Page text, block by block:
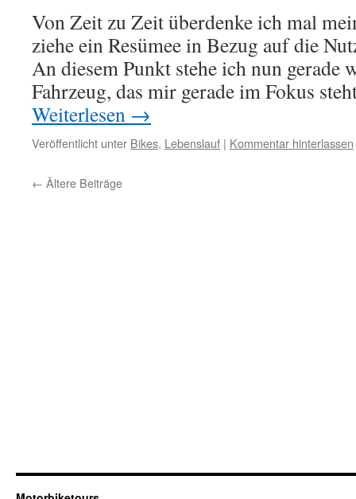
Von Zeit zu Zeit überdenke ich mal
ziehe ein Resümee in Bezug auf die
An diesem Punkt stehe ich nun gerade
Fahrzeug, das mir gerade im Fokus
Weiterlesen →
Veröffentlicht unter Bikes, Lebenslauf | Kommentar hinterlassen
← Ältere Beiträge